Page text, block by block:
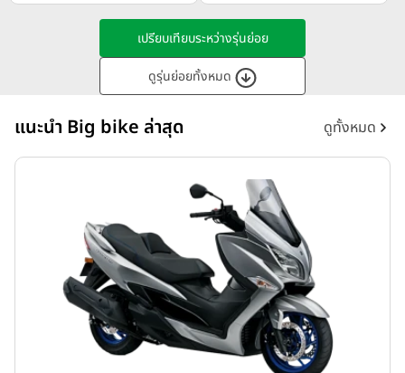
เปรียบเทียบระหว่างรุ่นย่อย
ดูรุ่นย่อยทั้งหมด
แนะนำ Big bike ล่าสุด ดูทั้งหมด